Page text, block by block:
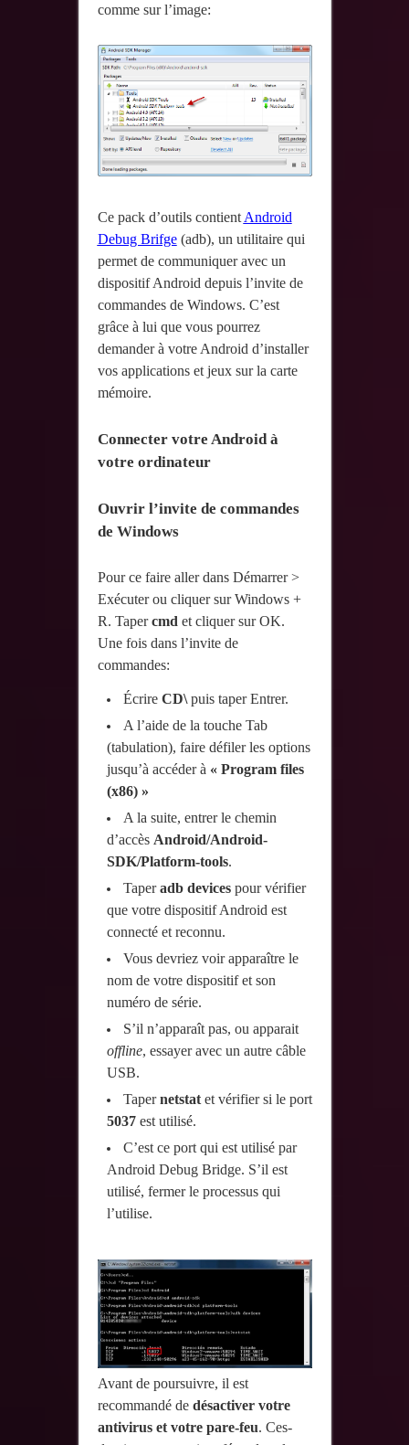
comme sur l’image:
Ce pack d’outils contientAndroid
Debug Brifge(adb), un utilitaire qui
permet de communiquer avec un
dispositif Android depuis l’invite de
commandes de Windows. C’est
grâce à lui que vous pourrez
demander à votre Android d’installer
vos applications et jeux sur la carte
mémoire.
Connecter votre Android à
votre ordinateur
Ouvrir l’invite de commandes
de Windows
Pour ce faire aller dans Démarrer >
Exécuter ou cliquer sur Windows +
R. Tapercmdet cliquer sur OK.
Une fois dans l’invite de
commandes:
Écrire CD\puis taper Entrer.
A l’aide de la touche Tab
(tabulation), faire défiler les options
jusqu’à accéder à « Program files
(x86) »
A la suite, entrer le chemin
d’accès Android/Android-
SDK/Platform-tools.
Taperadb devicespour vérifier
que votre dispositif Android est
connecté et reconnu.
Vous devriez voir apparaître le
nom de votre dispositif et son
numéro de série.
S’il n’apparaît pas, ou apparait
offline, essayer avec un autre câble
USB.
Tapernetstatet vérifier si le port
5037est utilisé.
C’est ce port qui est utilisé par
Android Debug Bridge. S’il est
utilisé, fermer le processus qui
l’utilise.
Avant de poursuivre, il est
recommandé de désactiver votre
antivirus et votre pare-feu. Ces-